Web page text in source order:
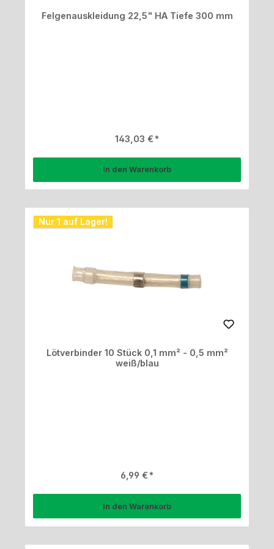
Felgenauskleidung 22,5" HA Tiefe 300 mm
Regulärer Preis:
143,03 €
In den Warenkorb
Nur 1 auf Lager!
Lötverbinder 10 Stück 0,1 mm² - 0,5 mm²
weiß/blau
Regulärer Preis:
6,99 €
In den Warenkorb